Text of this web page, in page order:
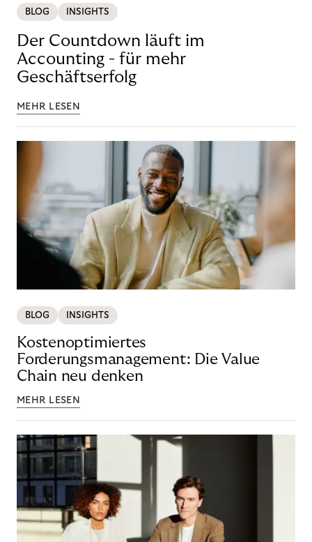
BLOG INSIGHTS
Der Countdown läuft im
Accounting - für mehr
Geschäftserfolg
MEHR LESEN
BLOG INSIGHTS
Kostenoptimiertes
Forderungsmanagement: Die Value
Chain neu denken
MEHR LESEN